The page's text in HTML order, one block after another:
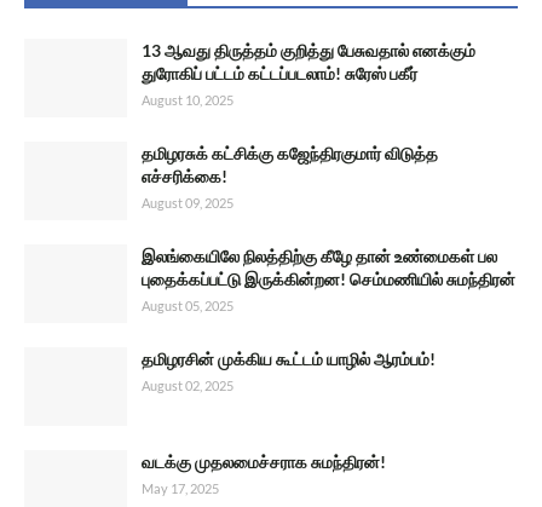
13 ஆவது திருத்தம் குறித்து பேசுவதால் எனக்கும்
துரோகிப் பட்டம் கட்டப்படலாம்! சுரேஸ் பகீர்
August 10, 2025
தமிழரசுக் கட்சிக்கு கஜேந்திரகுமார் விடுத்த
எச்சரிக்கை!
August 09, 2025
இலங்கையிலே நிலத்திற்கு கீழே தான் உண்மைகள் பல
புதைக்கப்பட்டு இருக்கின்றன! செம்மணியில் சுமந்திரன்
August 05, 2025
தமிழரசின் முக்கிய கூட்டம் யாழில் ஆரம்பம்!
August 02, 2025
வடக்கு முதலமைச்சராக சுமந்திரன்!
May 17, 2025